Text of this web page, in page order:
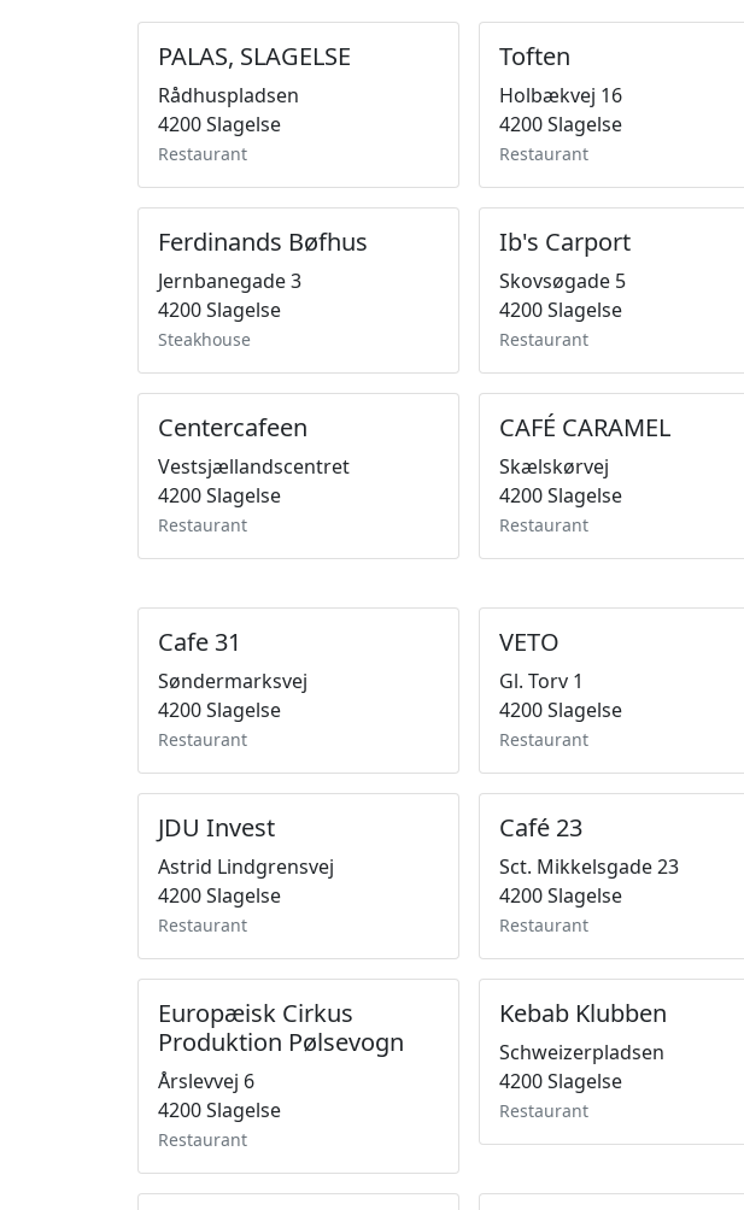
PALAS, SLAGELSE
Rådhuspladsen
4200 Slagelse
Restaurant
Toften
Holbækvej 16
4200 Slagelse
Restaurant
Ferdinands Bøfhus
Jernbanegade 3
4200 Slagelse
Steakhouse
Ib's Carport
Skovsøgade 5
4200 Slagelse
Restaurant
Centercafeen
Vestsjællandscentret
4200 Slagelse
Restaurant
CAFÉ CARAMEL
Skælskørvej
4200 Slagelse
Restaurant
Cafe 31
Søndermarksvej
4200 Slagelse
Restaurant
VETO
Gl. Torv 1
4200 Slagelse
Restaurant
JDU Invest
Astrid Lindgrensvej
4200 Slagelse
Restaurant
Café 23
Sct. Mikkelsgade 23
4200 Slagelse
Restaurant
Europæisk Cirkus
Produktion Pølsevogn
Årslevvej 6
4200 Slagelse
Restaurant
Kebab Klubben
Schweizerpladsen
4200 Slagelse
Restaurant